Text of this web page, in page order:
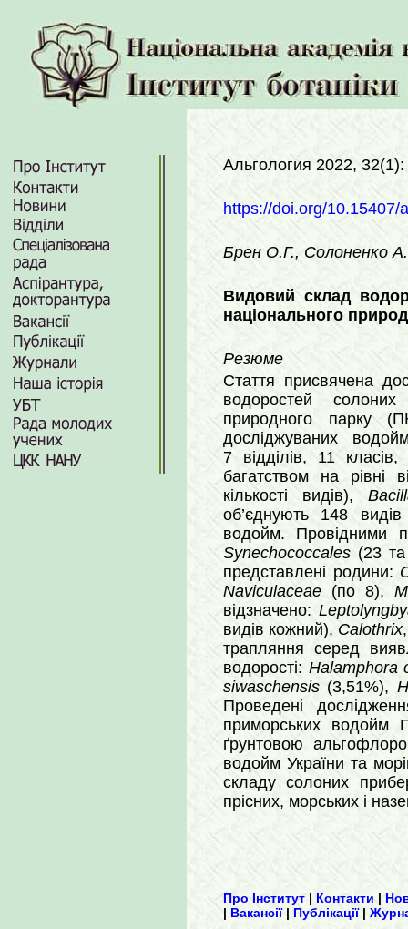
Альгология 2022,
https://doi.org/10.15407/
Брен О.Г., Солоненко
Видовий склад
національного
Резюме
Стаття присвячена
водоростей
природного парку
досліджуваних
7 відділів, 11
багатством на рівні
кількості видів),
об’єднують 148
водойм. Провідними
Synechococcales (23 та
представлені родини:
Naviculaceae (по 8),
відзначено:
видів кожний), Calothrix
трапляння серед
водорості: Halamphora
siwaschensis (3,51%),
Проведені
приморських водойм
ґрунтовою
водойм України та
складу солоних
прісних, морських і
Про Інститут | Контакти |
| Вакансії| Публікації|